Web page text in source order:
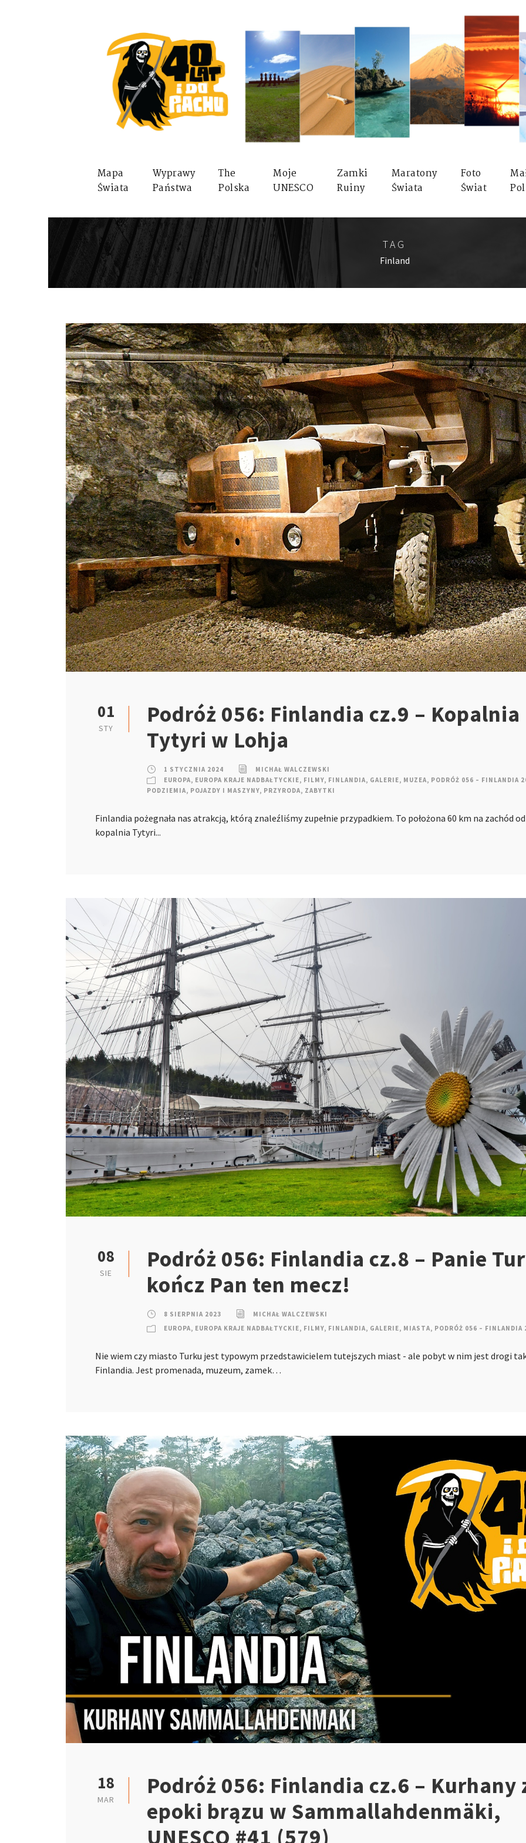
Mapa
Świata
Wyprawy
Państwa
The
Polska
Moje
UNESCO
Zamki
Ruiny
Maratony
Świata
Foto
Świat
TAG
Finland
01
STY
Podróż 056: Finlandia cz.9 – Kopalnia
Tytyri w Lohja
1 STYCZNIA 2024
MICHAŁ WALCZEWSKI
EUROPA, EUROPA KRAJE NADBAŁTYCKIE, FILMY, FINLANDIA, GALERIE, MUZEA, PODRÓŻ 056 – FINLANDIA
PODZIEMIA, POJAZDY I MASZYNY, PRZYRODA, ZABYTKI
Finlandia pożegnała nas atrakcją, którą znaleźliśmy zupełnie przypadkiem. To położona 60 km na zachód
kopalnia Tytyri...
08
SIE
Podróż 056: Finlandia cz.8 – Panie
kończ Pan ten mecz!
8 SIERPNIA 2023
MICHAŁ WALCZEWSKI
EUROPA, EUROPA KRAJE NADBAŁTYCKIE, FILMY, FINLANDIA, GALERIE, MIASTA, PODRÓŻ 056 – FINLANDIA
Nie wiem czy miasto Turku jest typowym przedstawicielem tutejszych miast - ale pobyt w nim jest drogi tak
Finlandia. Jest promenada, muzeum, zamek…
18
MAR
Podróż 056: Finlandia cz.6 – Kurhany
epoki brązu w Sammallahdenmäki,
UNESCO #41 (579)